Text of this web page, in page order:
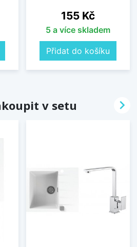
Cena
155 Kč
5 a více skladem
Přidat do košíku
v setu 